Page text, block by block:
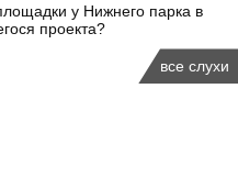
у Нижнего парка в
проекта?
все слухи